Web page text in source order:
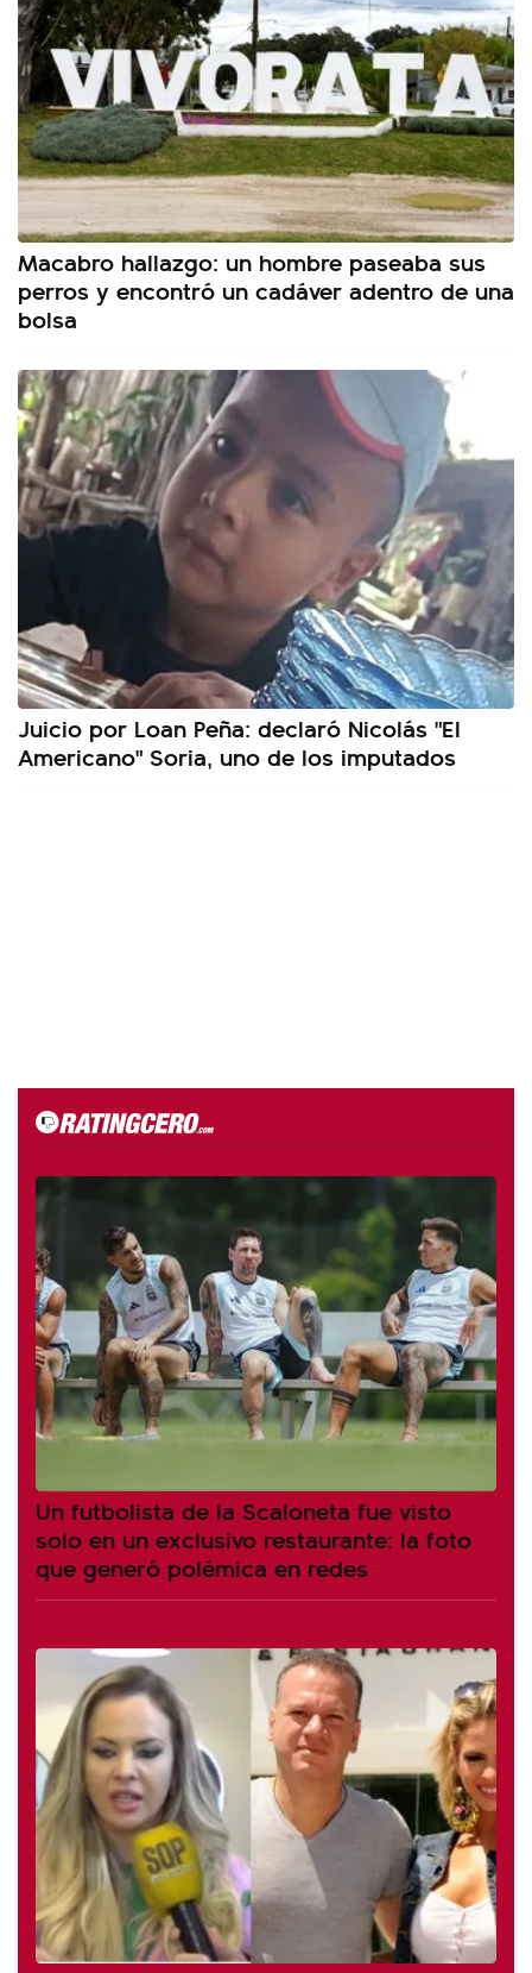
Macabro hallazgo: un hombre paseaba sus
perros y encontró un cadáver adentro de una
bolsa
Juicio por Loan Peña: declaró Nicolás "El
Americano" Soria, uno de los imputados
Un futbolista de la Scaloneta fue visto
solo en un exclusivo restaurante: la foto
que generó polémica en redes